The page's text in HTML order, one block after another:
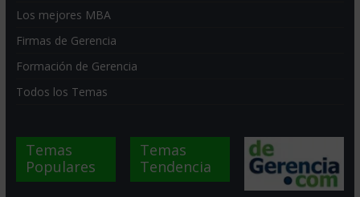
Los mejores MBA
Firmas de Gerencia
Formación de Gerencia
Todos los Temas
Temas
Populares
Temas
Tendencia